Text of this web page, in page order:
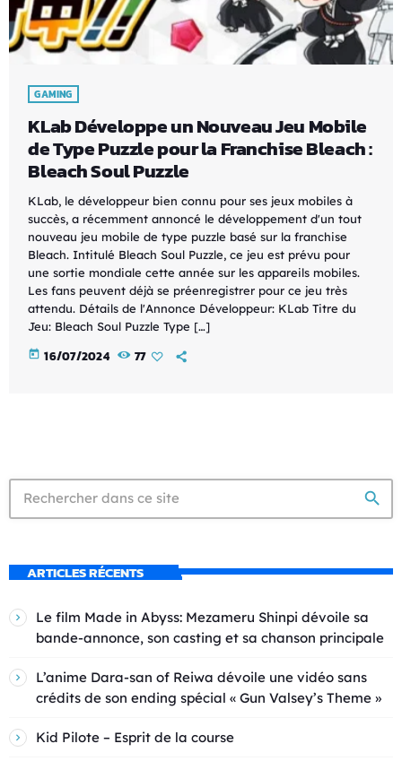
GAMING
KLab Développe un Nouveau Jeu Mobile
de Type Puzzle pour la Franchise Bleach :
Bleach Soul Puzzle
KLab, le développeur bien connu pour ses jeux mobiles à
succès, a récemment annoncé le développement d'un tout
nouveau jeu mobile de type puzzle basé sur la franchise
Bleach. Intitulé Bleach Soul Puzzle, ce jeu est prévu pour
une sortie mondiale cette année sur les appareils mobiles.
Les fans peuvent déjà se préenregistrer pour ce jeu très
attendu. Détails de l'Annonce Développeur: KLab Titre du
Jeu: Bleach Soul Puzzle Type […]
today 16/07/2024 77
search
ARTICLES RÉCENTS
Le film Made in Abyss: Mezameru Shinpi dévoile sa
bande-annonce, son casting et sa chanson principale
L’anime Dara-san of Reiwa dévoile une vidéo sans
crédits de son ending spécial « Gun Valsey’s Theme »
Kid Pilote – Esprit de la course